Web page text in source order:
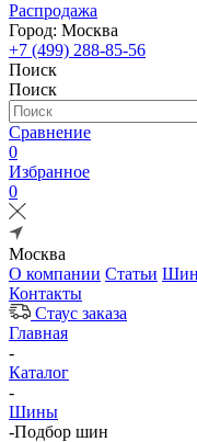
Распродажа
Город: Москва
+7 (499) 288-85-56
Поиск
Поиск
Сравнение
0
Избранное
0
Москва
О компании Статьи
Контакты
Стаус заказа
Главная
-
Каталог
-
Шины
-Подбор шин